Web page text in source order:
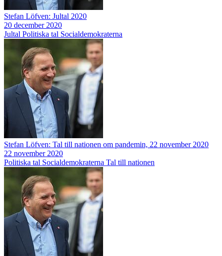
Stefan Löfven: Jultal 2020
20 december 2020
Jultal Politiska tal Socialdemokraterna
Stefan Löfven: Tal till nationen om pandemin, 22 november 2020
22 november 2020
Politiska tal Socialdemokraterna Tal till nationen